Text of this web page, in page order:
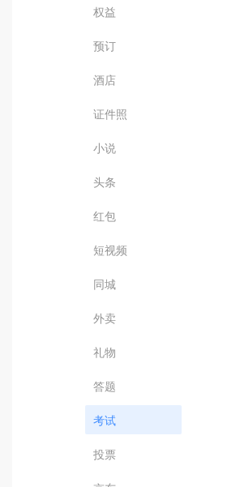
权益
预订
酒店
证件照
小说
头条
红包
短视频
同城
外卖
礼物
答题
考试
投票